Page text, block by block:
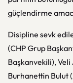
güçlendirme
Disipline sevk
(CHP Grup
Başkanvekili),
Burhanettin Bulut